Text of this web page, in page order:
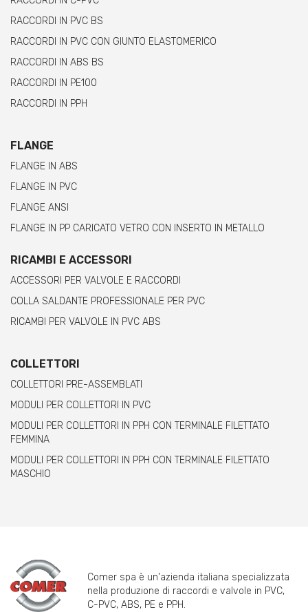
RACCORDI IN PVC BS
RACCORDI IN PVC CON GIUNTO ELASTOMERICO
RACCORDI IN ABS BS
RACCORDI IN PE100
RACCORDI IN PPH
FLANGE
FLANGE IN ABS
FLANGE IN PVC
FLANGE ANSI
FLANGE IN PP CARICATO VETRO CON INSERTO IN METALLO
RICAMBI E ACCESSORI
ACCESSORI PER VALVOLE E RACCORDI
COLLA SALDANTE PROFESSIONALE PER PVC
RICAMBI PER VALVOLE IN PVC ABS
COLLETTORI
COLLETTORI PRE-ASSEMBLATI
MODULI PER COLLETTORI IN PVC
MODULI PER COLLETTORI IN PPH CON TERMINALE FILETTATO
FEMMINA
MODULI PER COLLETTORI IN PPH CON TERMINALE FILETTATO
MASCHIO
Comer spa è un'azienda italiana specializzata
nella produzione di raccordi e valvole in PVC,
C-PVC, ABS, PE e PPH.